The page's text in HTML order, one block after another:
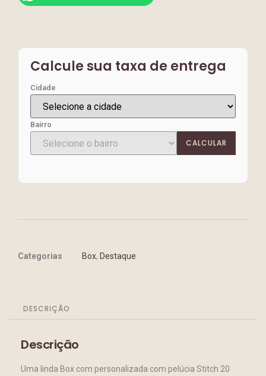
Categorias Box, Destaque
Calcule sua taxa de entrega
Cidade
Bairro
CALCULAR
DESCRIÇÃO
Descrição
Uma linda Box com personalizada com pelúcia Stitch 20